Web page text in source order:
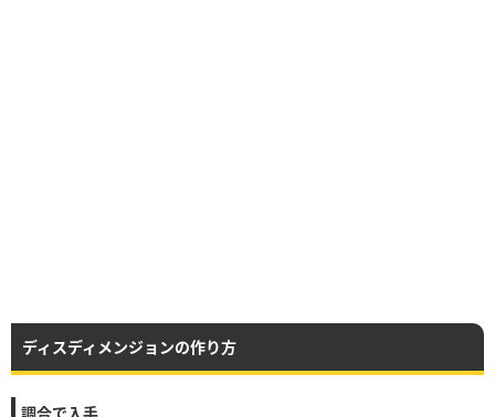
ディスディメンジョンの作り方
調合で入手